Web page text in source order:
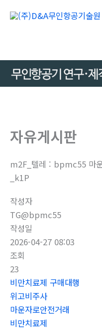
건
뛰
자유게시판
m2F_텔레 : bpmc55 마
_k1P
작성자
TG@bpmc55
작성일
2026-04-27 08:03
조회
23
비만치료제 구매대행
위고비주사
마운자로안전거래
비만치료제